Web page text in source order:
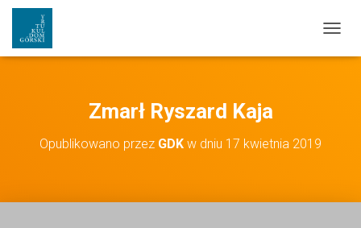
Zmarł Ryszard Kaja
Opublikowano przez GDK w dniu 17 kwietnia 2019